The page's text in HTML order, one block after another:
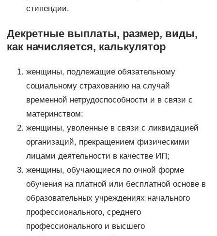
стипендии.
Декретные выплаты, размер, виды,
как начисляется, калькулятор
женщины, подлежащие обязательному
социальному страхованию на случай
временной нетрудоспособности и в связи с
материнством;
женщины, уволенные в связи с ликвидацией
организаций, прекращением физическими
лицами деятельности в качестве ИП;
женщины, обучающиеся по очной форме
обучения на платной или бесплатной основе в
образовательных учреждениях начального
профессионального, среднего
профессионального и высшего